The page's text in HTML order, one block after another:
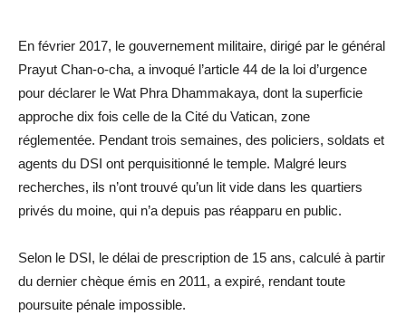
En février 2017, le gouvernement militaire, dirigé par le général
Prayut Chan-o-cha, a invoqué l’article 44 de la loi d’urgence
pour déclarer le Wat Phra Dhammakaya, dont la superficie
approche dix fois celle de la Cité du Vatican, zone
réglementée. Pendant trois semaines, des policiers, soldats et
agents du DSI ont perquisitionné le temple. Malgré leurs
recherches, ils n’ont trouvé qu’un lit vide dans les quartiers
privés du moine, qui n’a depuis pas réapparu en public.
Selon le DSI, le délai de prescription de 15 ans, calculé à partir
du dernier chèque émis en 2011, a expiré, rendant toute
poursuite pénale impossible.